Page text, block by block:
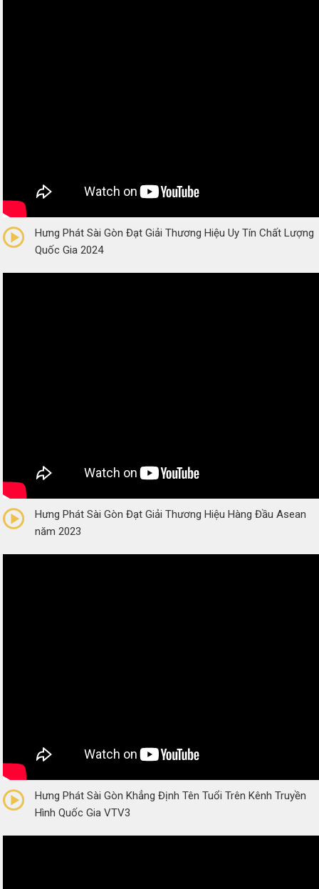
(0 Reviews)
Hưng Phát Sài Gòn Đạt Giải Thương Hiệu Uy Tín Chất Lượng
Quốc Gia 2024
(0 Reviews)
Hưng Phát Sài Gòn Đạt Giải Thương Hiệu Hàng Đầu Asean
năm 2023
(0 Reviews)
Hưng Phát Sài Gòn Khẳng Định Tên Tuổi Trên Kênh Truyền
Hình Quốc Gia VTV3